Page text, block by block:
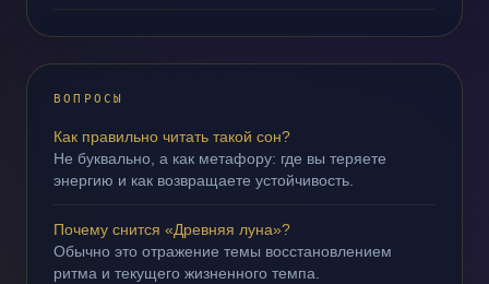
ВОПРОСЫ
Как правильно читать такой сон?
Не буквально, а как метафору: где вы теряете
энергию и как возвращаете устойчивость.
Почему снится «Древняя луна»?
Обычно это отражение темы восстановлением
ритма и текущего жизненного темпа.